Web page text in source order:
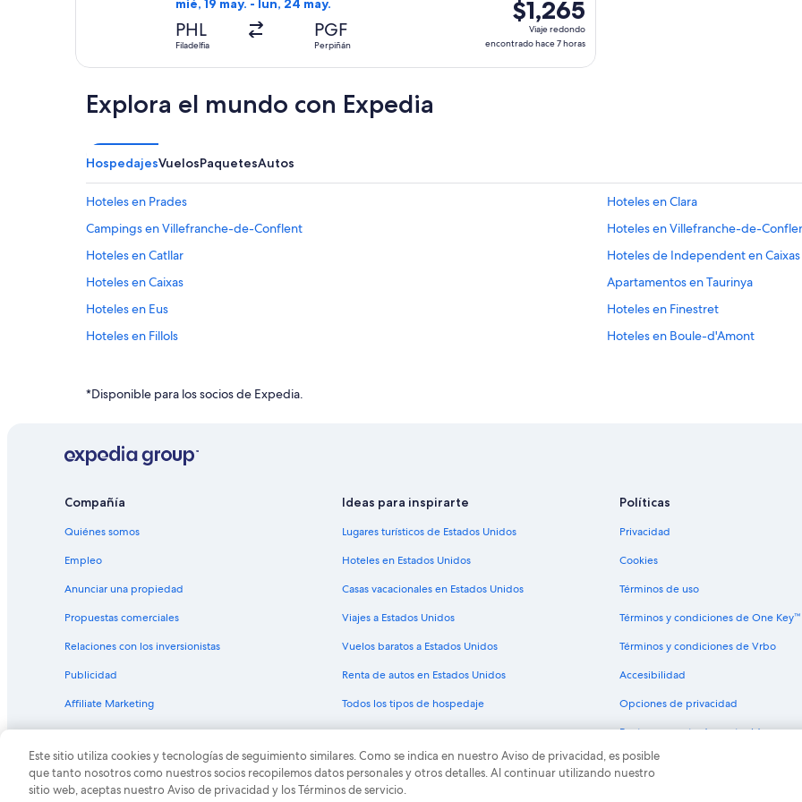
mié, 19 may. - lun, 24 may.
PHL
Filadelfia
PGF
Perpiñán
$1,265
Viaje
redondo,
$1,265
Viaje redondo
encontrado hace 7 horas
Explora el mundo con Expedia
HospedajesVuelosPaquetesAutos
Hoteles en Prades
Hoteles en Clara
Campings en Villefranche-de-Conflent
Hoteles en Villefranche-de-
Hoteles en Catllar
Hoteles de Independent en Caixas
Hoteles en Caixas
Apartamentos en Taurinya
Hoteles en Eus
Hoteles en Finestret
Hoteles en Fillols
Hoteles en Boule-d'Amont
Hoteles con aguas termales en Pirineos Orientales
Hoteles en Pirineos Orientales
Campings en Pirineos Orientales
Hoteles en Los Masos
Hoteles en Corneilla-de-Conflent
Hoteles en Saint-Michel-de-Llotes
Hoteles cerca de Cuevas de Grandes Canalettes
*Disponible para los socios de Expedia.
Compañía
Quiénes somos
Empleo
Anunciar una propiedad
Propuestas comerciales
Relaciones con los inversionistas
Publicidad
Affiliate Marketing
Ideas para inspirarte
Lugares turísticos de Estados Unidos
Hoteles en Estados Unidos
Casas vacacionales en Estados Unidos
Viajes a Estados Unidos
Vuelos baratos a Estados Unidos
Renta de autos en Estados Unidos
Todos los tipos de hospedaje
Políticas
Privacidad
Cookies
Términos de uso
Términos y condiciones de One Key™
Términos y condiciones de Vrbo
Accesibilidad
Opciones de privacidad
Pautas y reporte de contenido
© 2026 Expedia, Inc., una empresa de Expedia Group. Todos los derechos reservados. Expedia y el logo de Expedia son marcas
Este sitio utiliza cookies y tecnologías de seguimiento similares. Como se indica en nuestro Aviso de privacidad, es posible
que tanto nosotros como nuestros socios recopilemos datos personales y otros detalles. Al continuar utilizando nuestro
sitio web, aceptas nuestro Aviso de privacidad y los Términos de servicio.